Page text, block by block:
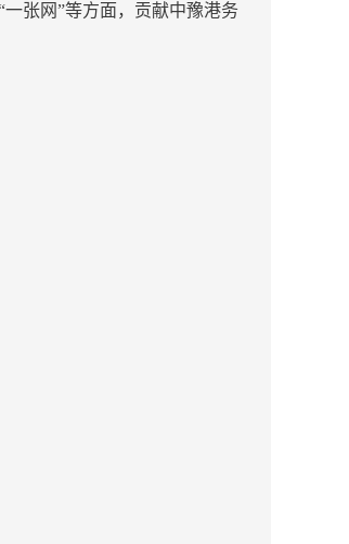
张网”等方面，贡献中豫港务